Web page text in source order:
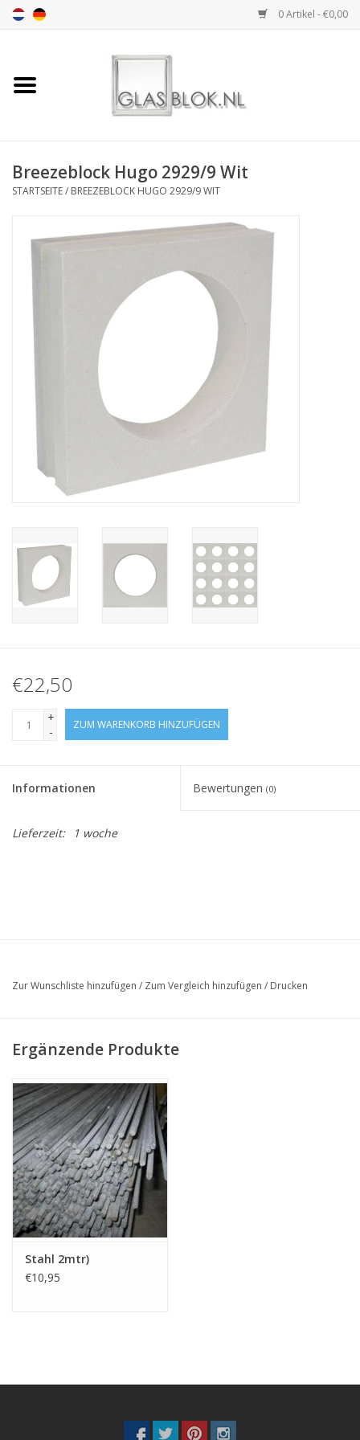
0 Artikel - €0,00
Startseite
DESIGN COLLECTION
COLLECTION
Breezeblock Hugo 2929/9 Wit
STARTSEITE/ BREEZEBLOCK HUGO 2929/9 WIT
€22,50
+
-
ZUM WARENKORB HINZUFÜGEN
Informationen Bewertungen (0)
Lieferzeit: 1 woche
Zur Wunschliste hinzufügen / Zum Vergleich hinzufügen / Drucken
Ergänzende Produkte
Stahl 2mtr)
€10,95